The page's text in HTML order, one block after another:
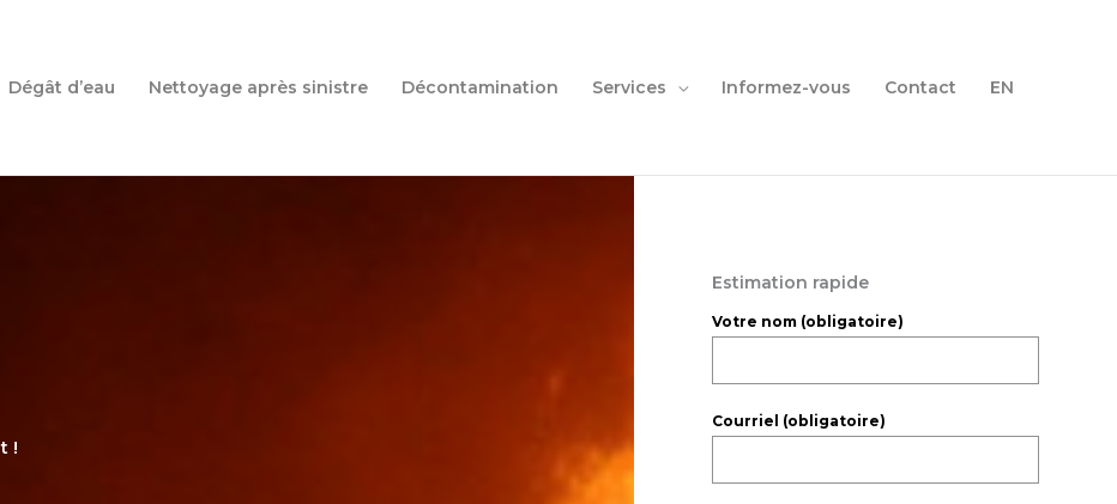
Dégât d’eau Nettoyage après sinistre Décontamination Services Informez-vous Contact EN
!
Estimation rapide
Votre nom (obligatoire)
Courriel (obligatoire)